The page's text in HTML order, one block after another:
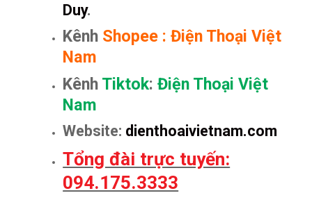
Duy.
Kênh Shopee :Điện Thoại Việt
Nam
Kênh Tiktok:Điện Thoại Việt
Nam
Website: dienthoaivietnam.com
Tổng đài trực tuyến:
094.175.3333